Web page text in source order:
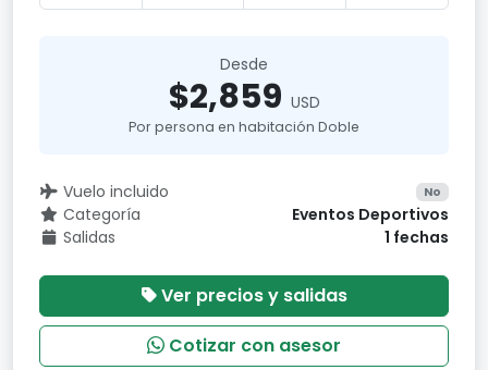
Desde
$2,859 USD
Por persona en habitación Doble
Vuelo incluido No
Categoría
Eventos Deportivos
Salidas
1 fechas
Ver precios y salidas
Cotizar con asesor